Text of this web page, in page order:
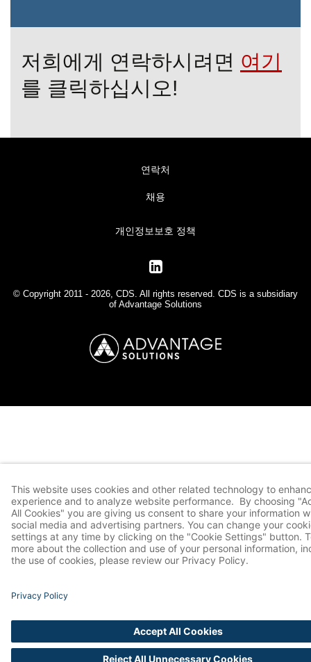
저희에게 연락하시려면 여기
를 클릭하십시오!
연락처
채용
개인정보보호 정책
© Copyright 2011 - 2026, CDS. All rights reserved. CDS is a subsidiary
of Advantage Solutions